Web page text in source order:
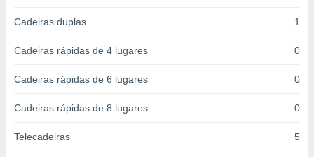
para
como a
IP e
possam
Cadeiras duplas 1
Cadeiras rápidas de 4 lugares 0
Cadeiras rápidas de 6 lugares 0
Cadeiras rápidas de 8 lugares 0
Telecadeiras 5